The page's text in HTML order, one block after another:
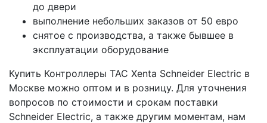
до двери
выполнение небольших заказов от 50 евро
снятое с производства, а также бывшее в
эксплуатации оборудование
Купить Контроллеры ТАС Xenta Schneider Electric в
Москве можно оптом и в розницу. Для уточнения
вопросов по стоимости и срокам поставки
Schneider Electric, а также другим моментам, нам